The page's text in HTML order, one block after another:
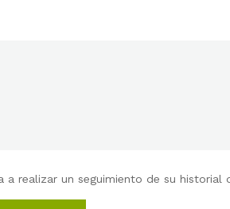
realizar un seguimiento de su historial